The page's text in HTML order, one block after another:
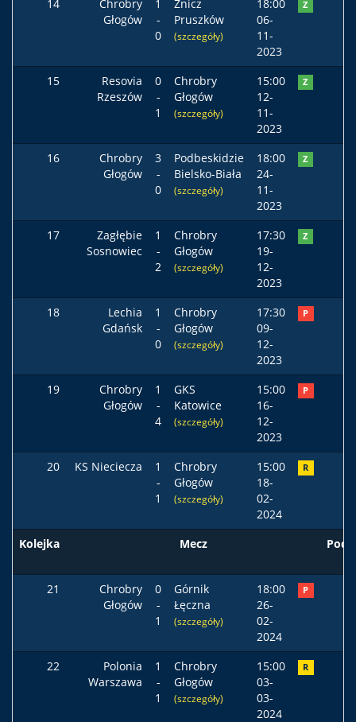
14
Chrobry
Głogów
1
-
0
Znicz
Pruszków
(szczegóły)
18:00
06-
11-
2023
Z
15
Resovia
Rzeszów
0
-
1
Chrobry
Głogów
(szczegóły)
15:00
12-
11-
2023
Z
16
Chrobry
Głogów
3
-
0
Podbeskidzie
Bielsko-Biała
(szczegóły)
18:00
24-
11-
2023
Z
17
Zagłębie
Sosnowiec
1
-
2
Chrobry
Głogów
(szczegóły)
17:30
19-
12-
2023
Z
18
Lechia
Gdańsk
1
-
0
Chrobry
Głogów
(szczegóły)
17:30
09-
12-
2023
P
19
Chrobry
Głogów
1
-
4
GKS
Katowice
(szczegóły)
15:00
16-
12-
2023
P
20 KS Nieciecza
1
-
1
Chrobry
Głogów
(szczegóły)
15:00
18-
02-
2024
R
Kolejka Mecz
21
Chrobry
Głogów
0
-
1
Górnik
Łęczna
(szczegóły)
18:00
26-
02-
2024
P
22
Polonia
Warszawa
1
-
1
Chrobry
Głogów
(szczegóły)
15:00
03-
03-
2024
R